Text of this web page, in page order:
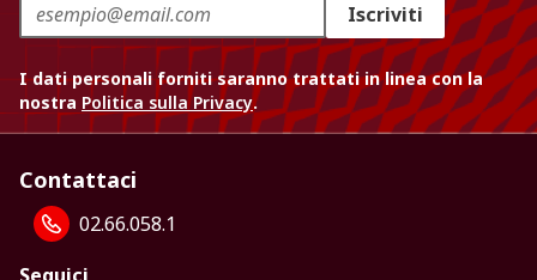
Iscriviti
I dati personali forniti saranno trattati in linea con la
nostra Politica sulla Privacy.
Contattaci
02.66.058.1